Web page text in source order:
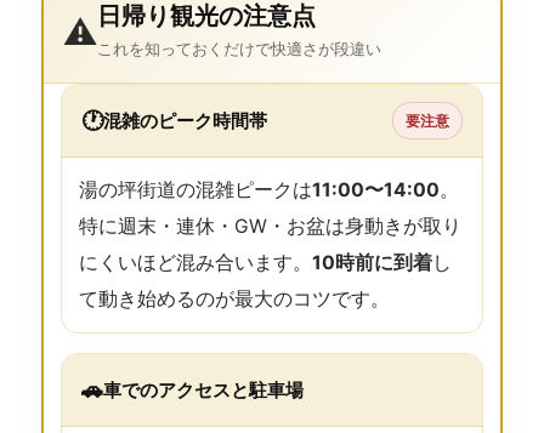
⚠️ 日帰り観光の注意点
これを知っておくだけで快適さが段違い
🕐混雑のピーク時間帯 要注意
湯の坪街道の混雑ピークは11:00〜14:00。
特に週末・連休・GW・お盆は身動きが取り
にくいほど混み合います。 10時前に到着し
て動き始めるのが最大のコツです。
🚗車でのアクセスと駐車場